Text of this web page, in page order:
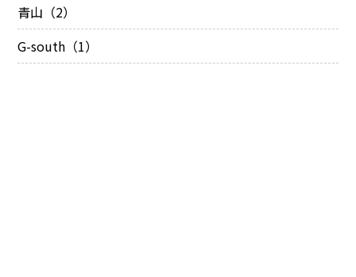
青山（2）
G-south（1）